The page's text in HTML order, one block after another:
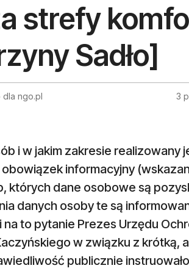
strefy
Sadło]
dla ngo.pl 3
i w jakim zakresie
informacyjny
których dane osobowe są
danych osoby te są
to pytanie Prezes Urzędu
w związku z krótką,
publicznie